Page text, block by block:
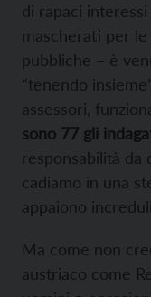
di rapaci
mascherati per
pubbliche – è
“tenendo
assessori,
sono 77 gli
responsabilità da
cadiamo in una
appaiono
Ma come non
austriaco come